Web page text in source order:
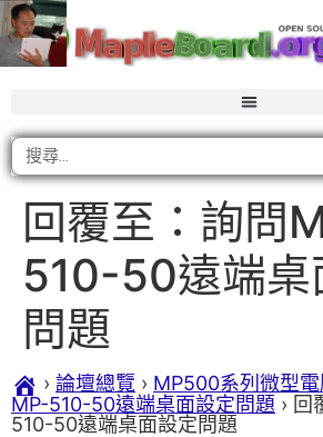
回覆至：詢問
510-50遠端桌
問題
› 論壇總覽 › MP500系列微型
MP-510-50遠端桌面設定問題 › 回
510-50遠端桌面設定問題